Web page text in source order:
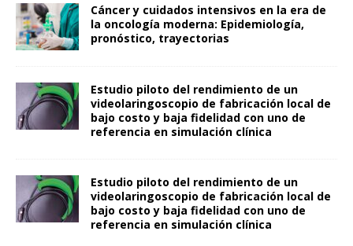
Cáncer y cuidados intensivos en la era de
la oncología moderna: Epidemiología,
pronóstico, trayectorias
Estudio piloto del rendimiento de un
videolaringoscopio de fabricación local de
bajo costo y baja fidelidad con uno de
referencia en simulación clínica
Estudio piloto del rendimiento de un
videolaringoscopio de fabricación local de
bajo costo y baja fidelidad con uno de
referencia en simulación clínica